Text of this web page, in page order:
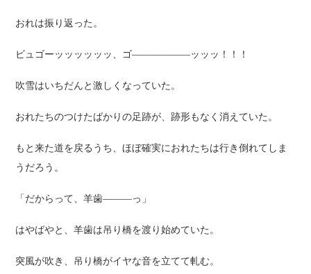
おれは振り返った。
ビュゴーッッッッッッ、ゴ――――――ッッッ！！！
吹雪はいちだんと激しくなっていた。
おれたちのつけたばかりの足跡が、跡形もなく消えていた。
もと来た道を戻るうち、ほぼ確実におれたちは行き倒れてしま
うだろう。
「だからって、羊歯―――っ」
はやばやと、羊歯は吊り橋を渡り始めていた。
突風が吹き、吊り橋がイヤな音を立てて軋む。